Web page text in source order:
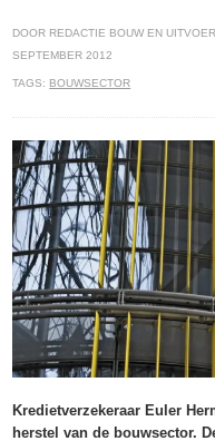
DOOR REDACTIE BOUW EN
SEPTEMBER 2012
TAGS: BOUWSECTOR
Kredietverzekeraar Euler
herstel van de bouwsector.